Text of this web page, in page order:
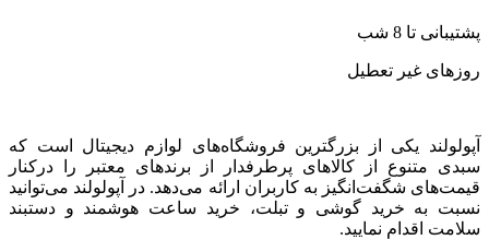
تا 8 شب
غیر تعطیل
یکی از بزرگترین فروشگاه‌های لوازم دیجیتال است که
متنوع از کالاهای پرطرفدار از برندهای معتبر را درکنار
شگفت‌انگیز به کاربران ارائه می‌دهد. در آپولولند می‌توانید
به خرید گوشی و تبلت، خرید ساعت هوشمند و دستبند
اقدام نمایید.